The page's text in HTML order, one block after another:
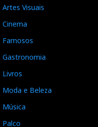
Artes Visuais
Cinema
Famosos
Gastronomia
Livros
Moda e Beleza
Música
Palco